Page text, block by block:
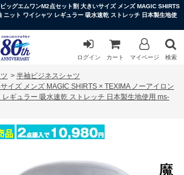
ッグエムワンM2点セット割 大きいサイズ メンズ MAGIC SHIRTS
ニット ワイシャツ レギュラー 吸水速乾 ストレッチ 日本製生地使
ログイン カート マイページ 検索
> 半袖ビジネスシャツ
イズ メンズ MAGIC SHIRTS × TEXIMA ノーアイロン
ギュラー 吸水速乾 ストレッチ 日本製生地使用 ms-